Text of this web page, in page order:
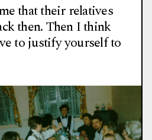
that their relatives
then. Then I think
to justify yourself to